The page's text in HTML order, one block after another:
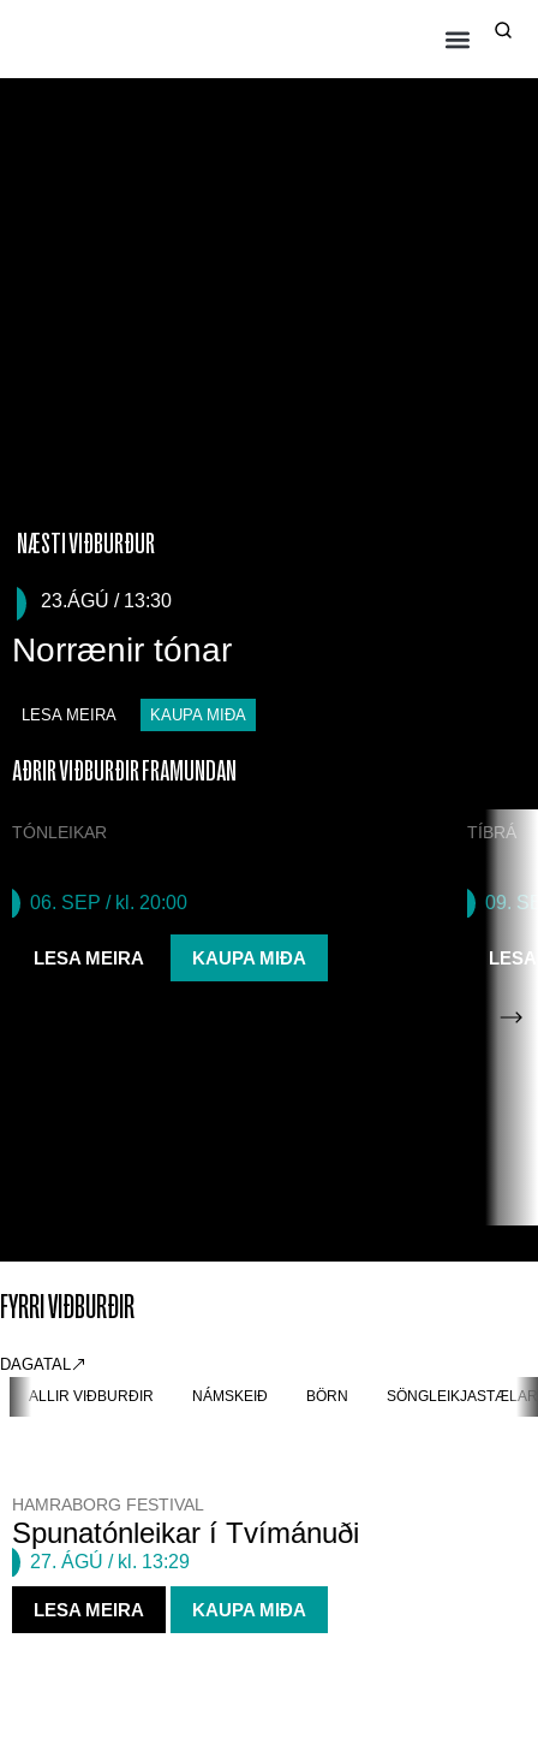
NÆSTI VIÐBURÐUR
23.ÁGÚ / 13:30
Norrænir tónar
LESA MEIRA KAUPA MIÐA
AÐRIR VIÐBURÐIR FRAMUNDAN
TÓNLEIKAR
06. SEP / kl. 20:00
LESA MEIRA KAUPA MIÐA
TÍBRÁ
09.
FYRRI VIÐBURÐIR
DAGATAL
ALLIR VIÐBURÐIR NÁMSKEIÐ BÖRN SÖNGLEIKJASTÆLAR
HAMRABORG FESTIVAL
Spunatónleikar í Tvímánuði
27. ÁGÚ / kl. 13:29
LESA MEIRA KAUPA MIÐA